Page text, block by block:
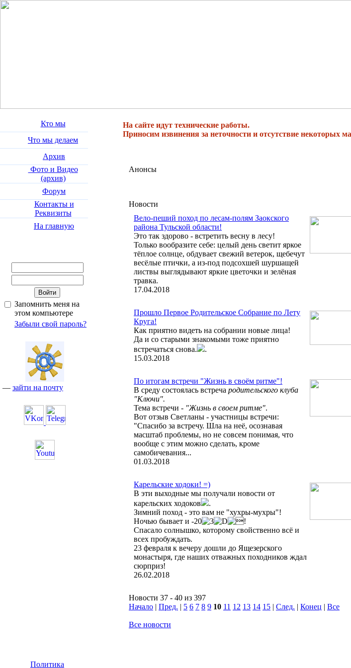
Кто мы
Что мы делаем
Архив
Фото и Видео
(архив)
Форум
Контакты и
Реквизиты
На главную
Запомнить меня на
этом компьютере
Забыли свой пароль?
— зайти на почту
На сайте идут технические работы.
Приносим извинения за неточности и отсутствие некоторых
Анонсы
Новости
Вело-пеший поход по лесам-полям Заокского
района Тульской области!
Это так здорово - встретить весну в лесу!
Только вообразите себе: целый день светит яркое
тёплое солнце, обдувает свежий ветерок, щебечут
весёлые птички, а из-под подсохшей шуршащей
листвы выглядывают яркие цветочки и зелёная
травка.
17.04.2018
Прошло Первое Родительское Собрание по Лету
Круга!
Как приятно видеть на собрании новые лица!
Да и со старыми знакомыми тоже приятно
встречаться снова.
.
15.03.2018
По итогам встречи "Жизнь в своём ритме"!
В среду состоялась встреча родительского клуба
"Ключи".
Тема встречи - "Жизнь в своем ритме".
Вот отзыв Светланы - участницы встречи:
"Спасибо за встречу. Шла на неё, осознавая
масштаб проблемы, но не совсем понимая, что
вообще с этим можно сделать, кроме
самобичевания...
01.03.2018
Карельские ходоки! =)
В эти выходные мы получали новости от
карельских ходоков
.
Зимний поход - это вам не "хухры-мухры"!
Ночью бывает и -20
!
Спасало солнышко, которому свойственно всё и
всех пробуждать.
23 февраля к вечеру дошли до Ящезерского
монастыря, где наших отважных походников ждал
сюрприз!
26.02.2018
Новости 37 - 40 из 397
Начало | Пред. | 5 6 7 8 9 10 11 12 13 14 15 | След. | Конец | Все
Все новости
Политика